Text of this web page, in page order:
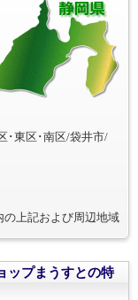
･東区･南区/袋井市/
の上記および周辺地域
ップまうすとの特